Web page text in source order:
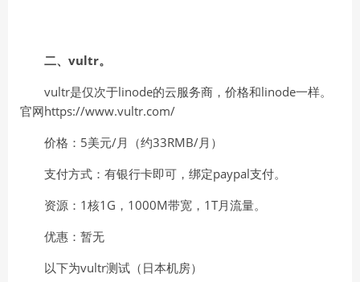
二、vultr。
vultr是仅次于linode的云服务商，价格和linode一样。
官网https://www.vultr.com/
价格：5美元/月（约33RMB/月）
支付方式：有银行卡即可，绑定paypal支付。
资源：1核1G，1000M带宽，1T月流量。
优惠：暂无
以下为vultr测试（日本机房）